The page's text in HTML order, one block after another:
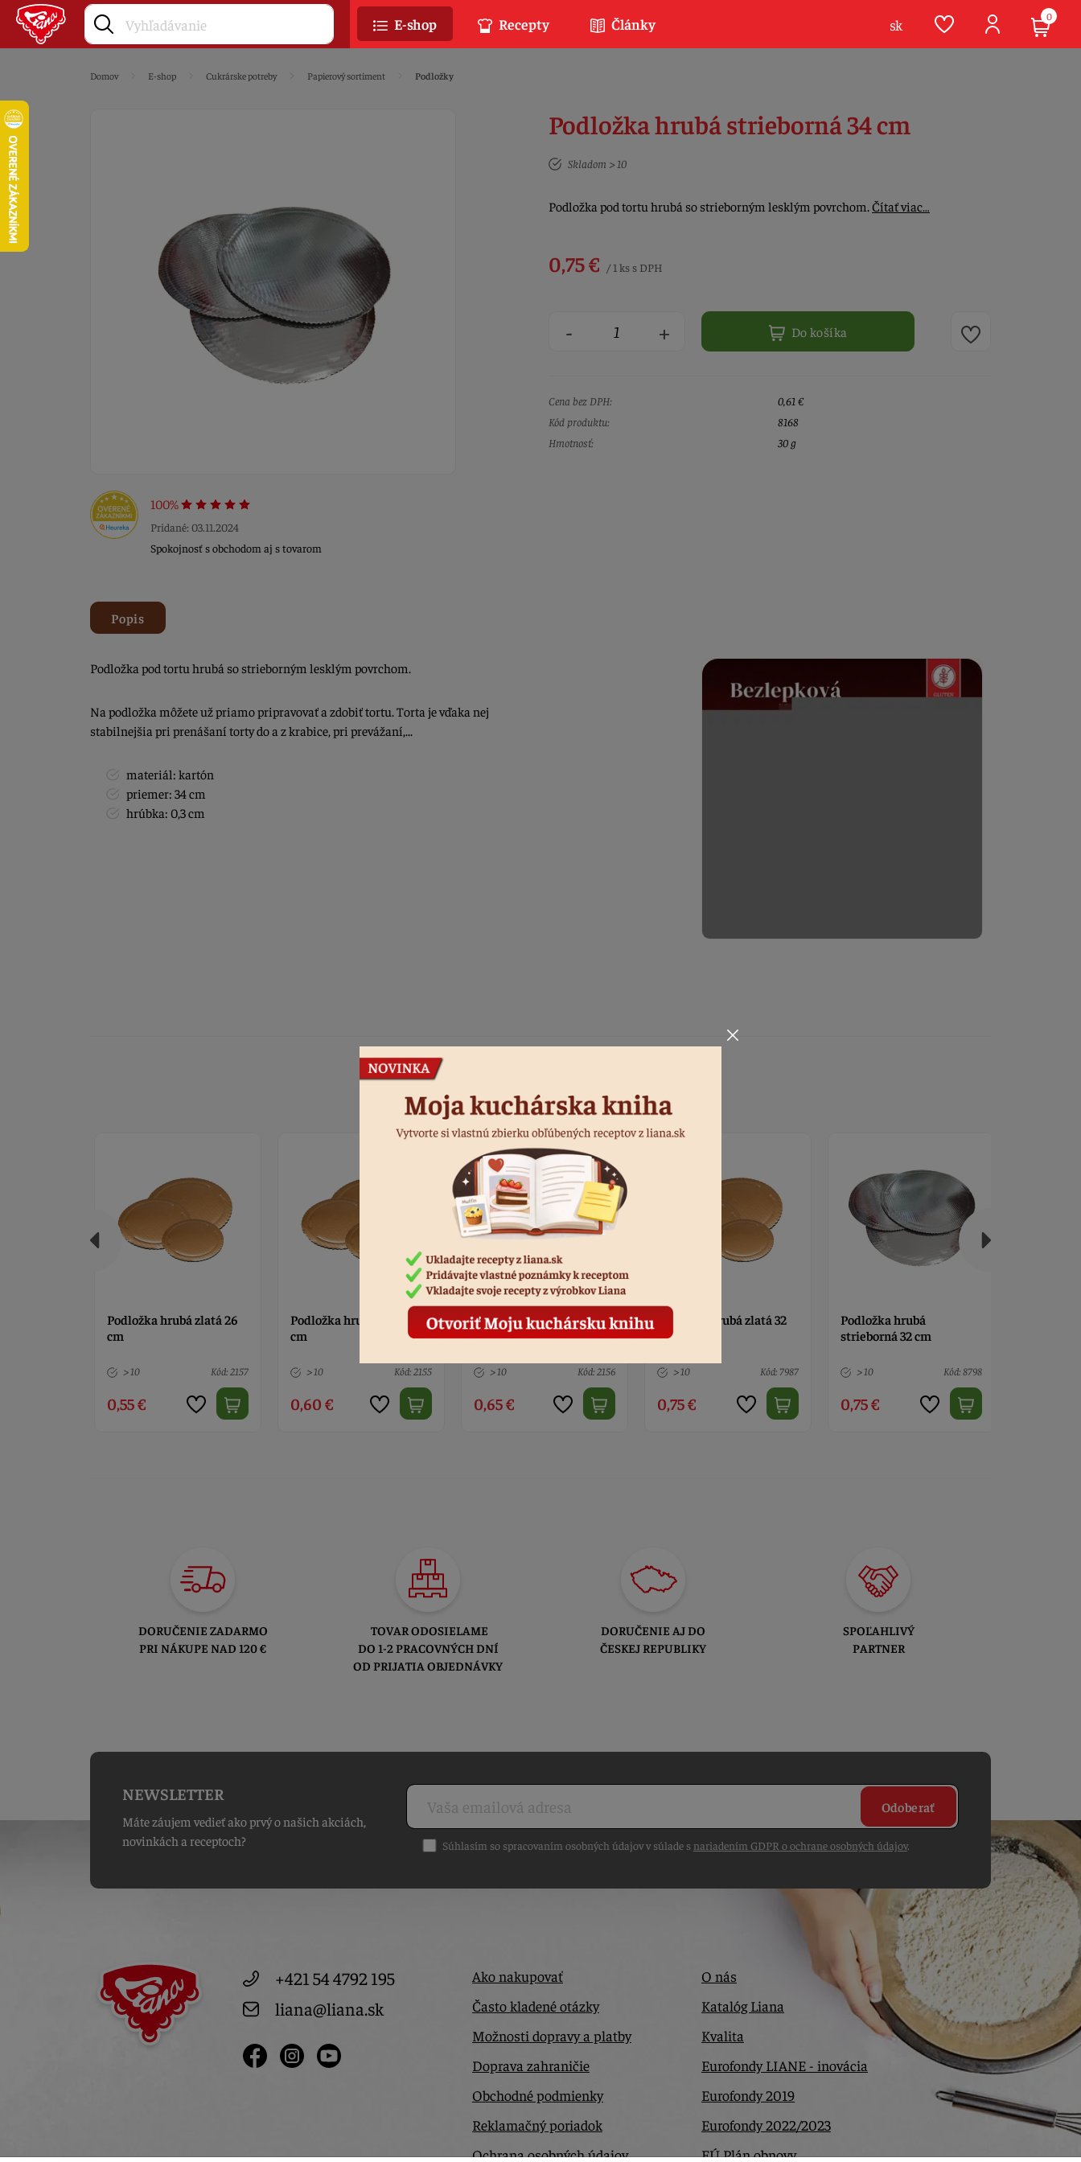
Domov E-shop Cukrárske potreby Papierový sortiment Podložky
100%
Pridané: 03.11.2024
Spokojnosť s obchodom aj s tovarom
Podložka hrubá strieborná 34 cm
Skladom > 10
Podložka pod tortu hrubá so strieborným lesklým povrchom.Čítať viac…
0,75 € / 1 ks s DPH
- + Do košíka
Cena bez DPH:
0,61 €
Kód produktu:
8168
Hmotnosť:
30 g
Popis
Podložka pod tortu hrubá so strieborným lesklým povrchom.
Na podložka môžete už priamo pripravovať a zdobiť tortu. Torta je vďaka nej
stabilnejšia pri prenášaní torty do a z krabice, pri prevážaní,...
materiál: kartón
priemer: 34 cm
hrúbka: 0,3 cm
Podložka hrubá zlatá 28
cm
> 10 Kód: 2155
0,60 €
Podložka hrubá zlatá 30
cm
> 10 Kód: 2156
0,65 €
Podložka hrubá zlatá 32
cm
> 10 Kód: 7987
0,75 €
Podložka hrubá
strieborná 32 cm
> 10 Kód: 8798
0,75 €
Podložka hrubá zlatá 36
cm
> 10 Kód: 7986
0,85 €
DORUČENIE ZADARMO
PRI NÁKUPE NAD 120 €
TOVAR ODOSIELAME
DO 1-2 PRACOVNÝCH DNÍ
OD PRIJATIA OBJEDNÁVKY
DORUČENIE AJ DO
ČESKEJ REPUBLIKY
SPOĽAHLIVÝ
PARTNER
NEWSLETTER
Máte záujem vedieť ako prvý o našich akciách,
novinkách a receptoch?
Odoberať
Súhlasím so spracovaním osobných údajov v súlade snariadením GDPR o ochrane osobných údajov.
+421 54 4792 195
liana@liana.sk
Ako nakupovať
Často kladené otázky
Možnosti dopravy a platby
Doprava zahraničie
Obchodné podmienky
Reklamačný poriadok
Ochrana osobných údajov
O nás
Katalóg Liana
Kvalita
Eurofondy LIANE - inovácia
Eurofondy 2019
Eurofondy 2022/2023
EÚ Plán obnovy
E-shop Recepty Články sk 0